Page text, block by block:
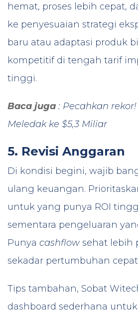
hemat, proses lebih cepat,
ke penyesuaian strategi
baru atau adaptasi produk
kompetitif di tengah tarif
tinggi.
Baca juga : Pecahkan
Meledak ke $5,3 Miliar
5. Revisi Anggaran
Di kondisi begini, wajib
ulang keuangan.
untuk yang punya ROI
sementara pengeluaran
Punya cashflowsehat lebih
sekadar pertumbuhan
Tips tambahan, Sobat
dashboard sederhana